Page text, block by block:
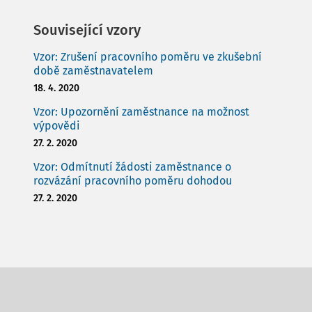
Související vzory
Vzor: Zrušení pracovního poměru ve zkušební
době zaměstnavatelem
18. 4. 2020
Vzor: Upozornění zaměstnance na možnost
výpovědi
27. 2. 2020
Vzor: Odmítnutí žádosti zaměstnance o
rozvázání pracovního poměru dohodou
27. 2. 2020